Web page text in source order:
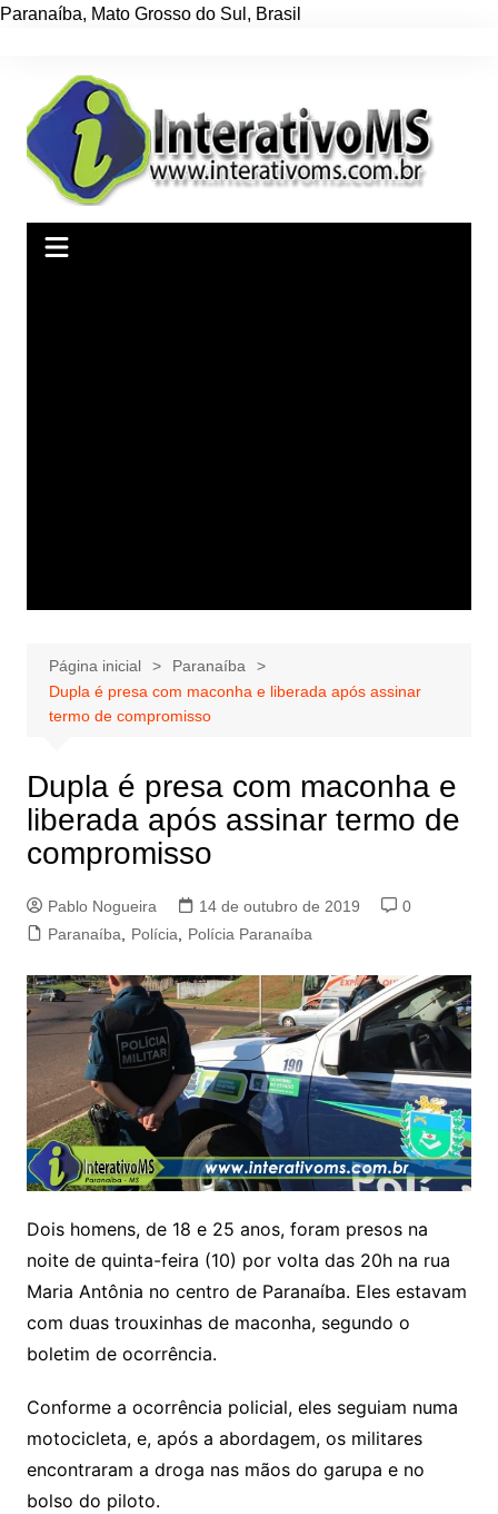
Paranaíba, Mato Grosso do Sul , Brasil
conteúdo
Página inicial
Paranaíba
Dupla é presa com maconha e liberada após assinar
termo de compromisso
Dupla é presa com maconha e
liberada após assinar termo de
compromisso
Pablo Nogueira 14 de outubro de 2019
0
Paranaíba
Polícia Polícia Paranaíba
Dois homens, de 18 e 25 anos, foram presos na
noite de quinta-feira (10) por volta das 20h na rua
Maria Antônia no centro de Paranaíba. Eles estavam
com duas trouxinhas de maconha, segundo o
boletim de ocorrência.
Conforme a ocorrência policial, eles seguiam numa
motocicleta, e, após a abordagem, os militares
encontraram a droga nas mãos do garupa e no
bolso do piloto.